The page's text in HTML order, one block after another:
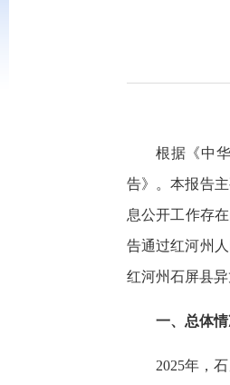
根据《中
告》。本报告
息公开工作存
告通过红河州
红河州石屏县异
一、总体
2025年，